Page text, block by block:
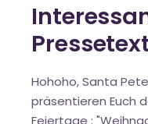
Hohoho, Santa
präsentieren Euch